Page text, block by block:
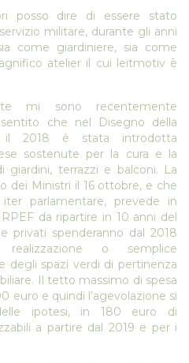
posso dire di essere stato
militare, durante gli anni
come giardiniere, sia come
atelier il cui leitmotiv è
mi sono recentemente
che nel Disegno della
2018 è stata introdotta
sostenute per la cura e la
giardini, terrazzi e balconi. La
dei Ministri il 16 ottobre, e che
parlamentare, prevede in
da ripartire in 10 anni del
privati spenderanno dal 2018
o semplice
degli spazi verdi di pertinenza
Il tetto massimo di spesa
euro e quindi l’agevolazione si
ipotesi, in 180 euro di
a partire dal 2019 e per i